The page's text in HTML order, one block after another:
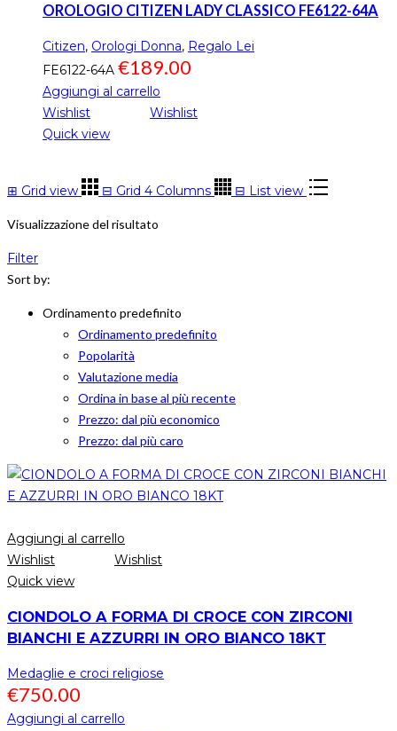
OROLOGIO CITIZEN LADY CLASSICO FE6122-64A
Citizen, Orologi Donna, Regalo Lei
FE6122-64A €189.00
Aggiungi al carrello
Wishlist
Wishlist
Quick view
⊞ Grid view ⊟ Grid 4 Columns ⊟ List view
Visualizzazione del risultato
Filter
Sort by:
Ordinamento predefinito
Ordinamento predefinito
Popolarità
Valutazione media
Ordina in base al più recente
Prezzo: dal più economico
Prezzo: dal più caro
Aggiungi al carrello
Wishlist
Wishlist
Quick view
CIONDOLO A FORMA DI CROCE CON ZIRCONI
BIANCHI E AZZURRI IN ORO BIANCO 18KT
Medaglie e croci religiose
€750.00
Aggiungi al carrello